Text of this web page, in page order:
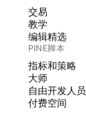
交易
教学
编辑精选
PINE脚本
指标和策略
大师
自由开发人员
付费空间